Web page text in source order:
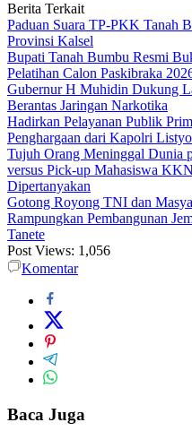
Berita Terkait
Paduan Suara TP-PKK Tanah
Provinsi Kalsel
Bupati Tanah Bumbu Resmi
Pelatihan Calon Paskibraka
Gubernur H Muhidin Dukung
Berantas Jaringan Narkotika
Hadirkan Pelayanan Publik
Penghargaan dari Kapolri
Tujuh Orang Meninggal Dunia
versus Pick-up Mahasiswa
Dipertanyakan
Gotong Royong TNI dan
Rampungkan Pembangunan
Tanete
Post Views: 1,056
Komentar
Baca Juga